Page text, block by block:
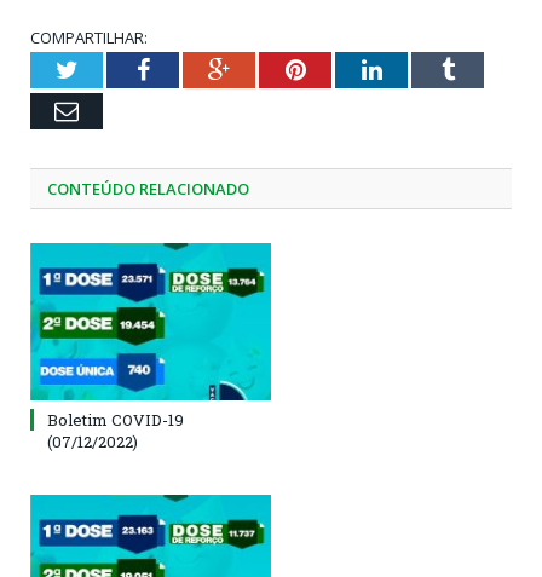
COMPARTILHAR:
TwitterFacebookGoogle+PinterestLinkedInTumblr
Email
CONTEÚDO RELACIONADO
Boletim COVID-19
(07/12/2022)